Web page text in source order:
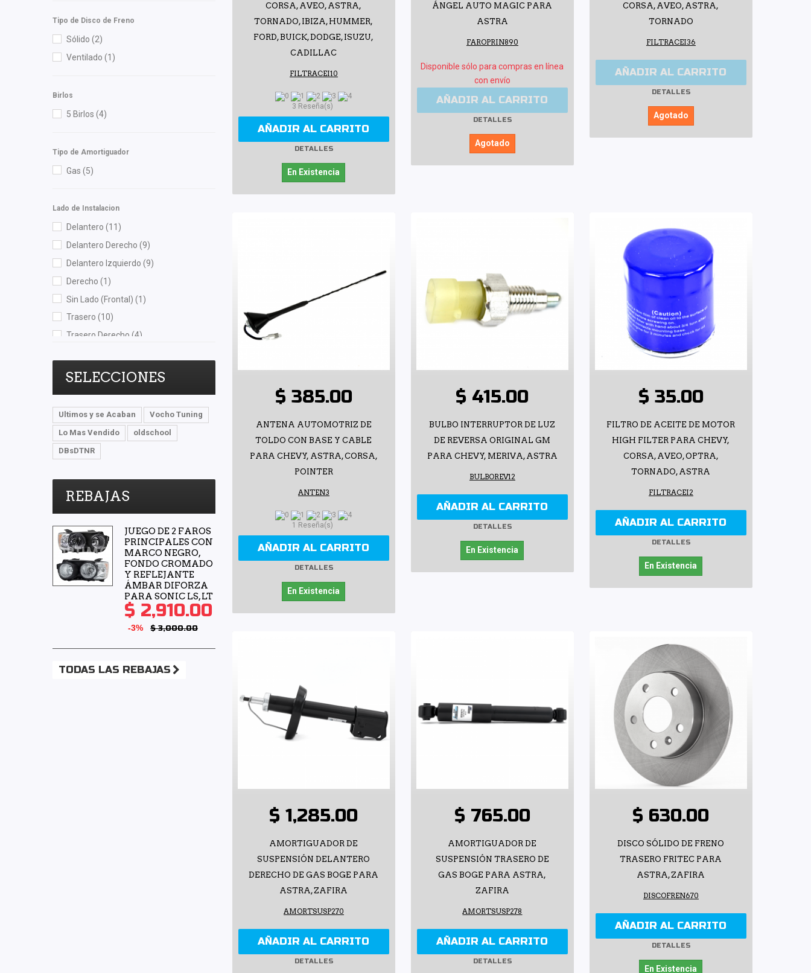
Pontic(1)
Purolator
Raybestos(2)
Speedymexx
Tipo de Disco de Freno
Sólido (2)
Ventilado (1)
Birlos
5 Birlos (4)
Tipo de Amortiguador
Gas (5)
Lado de Instalacion
Delantero (11)
Delantero Derecho (9)
Delantero Izquierdo (9)
Derecho (1)
Sin Lado (Frontal) (1)
Trasero (10)
Trasero Derecho (4)
SELECCIONES
Ultimos y se Acaban
Vocho Tuning
Lo Mas Vendido
oldschool
DBsDTNR
REBAJAS
JUEGO DE 2 FAROS
PRINCIPALES CON
MARCO NEGRO,
FONDO CROMADO
Y REFLEJANTE
ÁMBAR DIFORZA
PARA SONIC LS, LT
$ 2,910.00
-3% $ 3,000.00
TODAS LAS REBAJAS
CORSA, AVEO, ASTRA,
TORNADO, IBIZA, HUMMER,
FORD, BUICK, DODGE, ISUZU,
CADILLAC
FILTRACEI10
3 Reseña(s)
AÑADIR AL CARRITO
DETALLES
En Existencia
ÁNGEL AUTO MAGIC PARA
ASTRA
FAROPRIN890
Disponible sólo para compras en línea
con envío
AÑADIR AL CARRITO
DETALLES
Agotado
CORSA, AVEO, ASTRA,
TORNADO
FILTRACEI36
AÑADIR AL CARRITO
DETALLES
Agotado
$ 385.00
ANTENA AUTOMOTRIZ DE
TOLDO CON BASE Y CABLE
PARA CHEVY, ASTRA, CORSA,
POINTER
ANTEN3
1 Reseña(s)
AÑADIR AL CARRITO
DETALLES
En Existencia
$ 415.00
BULBO INTERRUPTOR DE LUZ
DE REVERSA ORIGINAL GM
PARA CHEVY, MERIVA, ASTRA
BULBOREV12
AÑADIR AL CARRITO
DETALLES
En Existencia
$ 35.00
FILTRO DE ACEITE DE MOTOR
HIGH FILTER PARA CHEVY,
CORSA, AVEO, OPTRA,
TORNADO, ASTRA
FILTRACEI2
AÑADIR AL CARRITO
DETALLES
En Existencia
$ 1,285.00
AMORTIGUADOR DE
SUSPENSIÓN DELANTERO
DERECHO DE GAS BOGE PARA
ASTRA, ZAFIRA
AMORTSUSP270
AÑADIR AL CARRITO
DETALLES
$ 765.00
AMORTIGUADOR DE
SUSPENSIÓN TRASERO DE
GAS BOGE PARA ASTRA,
ZAFIRA
AMORTSUSP278
AÑADIR AL CARRITO
DETALLES
$ 630.00
DISCO SÓLIDO DE FRENO
TRASERO FRITEC PARA
ASTRA, ZAFIRA
DISCOFREN670
AÑADIR AL CARRITO
DETALLES
En Existencia